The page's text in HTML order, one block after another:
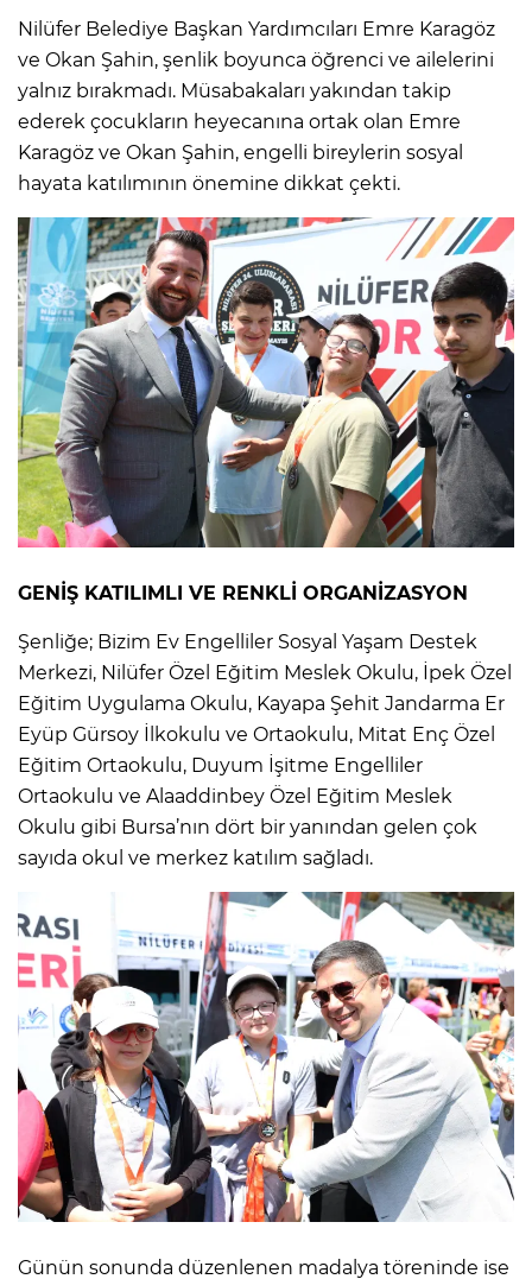
Nilüfer Belediye Başkan Yardımcıları Emre Karagöz
ve Okan Şahin, şenlik boyunca öğrenci ve ailelerini
yalnız bırakmadı. Müsabakaları yakından takip
ederek çocukların heyecanına ortak olan Emre
Karagöz ve Okan Şahin, engelli bireylerin sosyal
hayata katılımının önemine dikkat çekti.
GENİŞ KATILIMLI VE RENKLİ ORGANİZASYON
Şenliğe; Bizim Ev Engelliler Sosyal Yaşam Destek
Merkezi, Nilüfer Özel Eğitim Meslek Okulu, İpek Özel
Eğitim Uygulama Okulu, Kayapa Şehit Jandarma Er
Eyüp Gürsoy İlkokulu ve Ortaokulu, Mitat Enç Özel
Eğitim Ortaokulu, Duyum İşitme Engelliler
Ortaokulu ve Alaaddinbey Özel Eğitim Meslek
Okulu gibi Bursa’nın dört bir yanından gelen çok
sayıda okul ve merkez katılım sağladı.
Günün sonunda düzenlenen madalya töreninde ise